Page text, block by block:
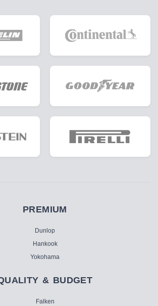
PREMIUM
Dunlop
Hankook
Yokohama
& BUDGET
Falken